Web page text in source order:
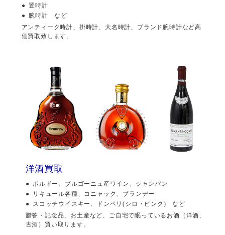
置時計
腕時計 など
アンティーク時計、掛時計、大名時計、ブランド腕時計など高
価買取致します。
洋酒買取
ボルドー、ブルゴーニュ産ワイン、シャンパン
リキュール各種、コニャック、ブランデー
スコッチウイスキー、ドンペリ(シロ・ピンク) など
贈答・記念品、お土産など、ご自宅で眠っているお酒（洋酒、
古酒）買い取ります。